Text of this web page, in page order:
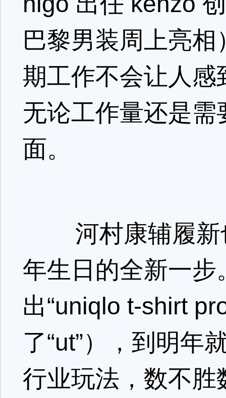
巴黎男装周上亮
期工作不会让人
无论工作量还是
面。
河村康辅履新
年生日的全新一
出“uniqlo t-shirt
了“ut”），到明年
行业玩法，数不胜